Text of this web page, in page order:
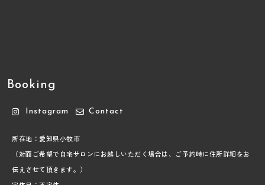
Booking
Instagram Contact
所在地：愛知県小牧市
（対面ご希望で自宅サロンにお越しいただく場合は、ご予約時に住所詳細をお
伝えさせて頂きます。）